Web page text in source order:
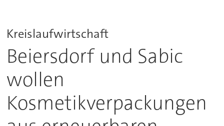
Kreislaufwirtschaft
Beiersdorf und Sabic
wollen
Kosmetikverpackungen